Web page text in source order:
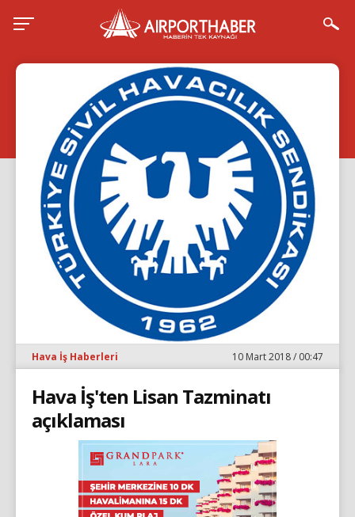
Hava İş Haberleri 10 Mart 2018 / 00:47
Hava İş'ten Lisan Tazminatı
açıklaması